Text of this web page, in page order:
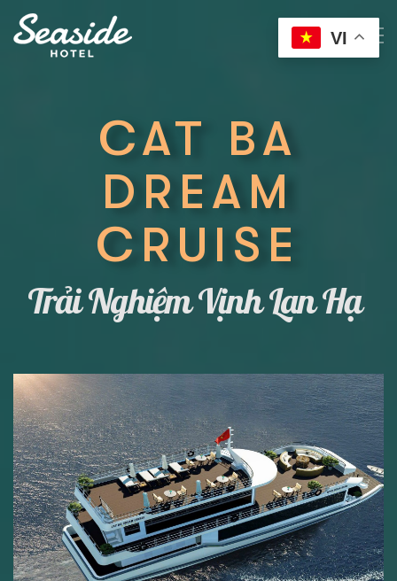
CAT BA
DREAM
CRUISE
Trải Nghiệm Vịnh Lan Hạ|
VI